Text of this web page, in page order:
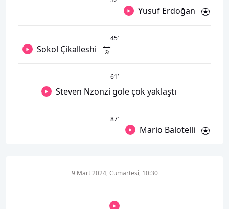
Yusuf Erdoğan
45’
Sokol Çikalleshi
61’
Steven Nzonzi gole çok yaklaştı
87’
Mario Balotelli
9 Mart 2024, Cumartesi, 10:30